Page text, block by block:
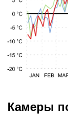
Камеры